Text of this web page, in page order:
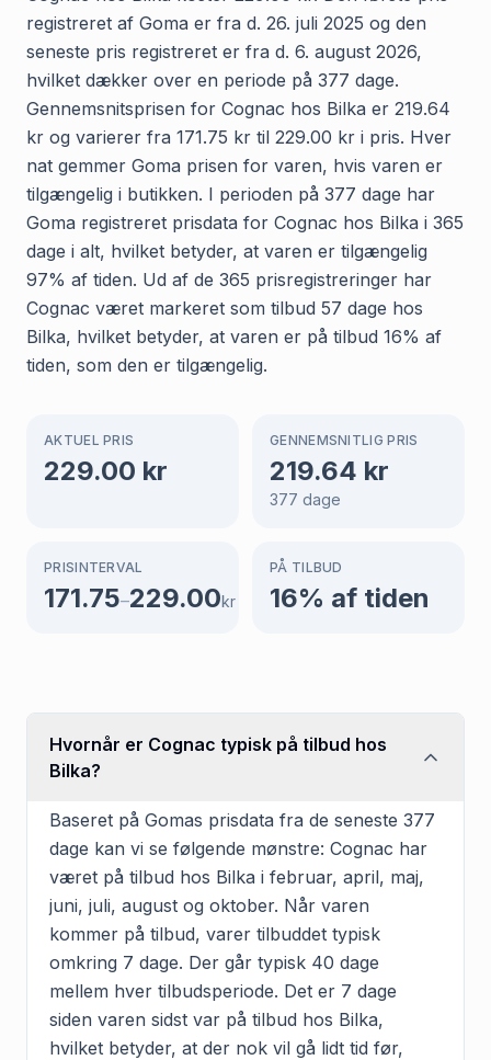
registreret af Goma er fra d. 26. juli 2025 og den
seneste pris registreret er fra d. 6. august 2026,
hvilket dækker over en periode på 377 dage.
Gennemsnitsprisen for Cognac hos Bilka er 219.64
kr og varierer fra 171.75 kr til 229.00 kr i pris. Hver
nat gemmer Goma prisen for varen, hvis varen er
tilgængelig i butikken. I perioden på 377 dage har
Goma registreret prisdata for Cognac hos Bilka i 365
dage i alt, hvilket betyder, at varen er tilgængelig
97% af tiden. Ud af de 365 prisregistreringer har
Cognac været markeret som tilbud 57 dage hos
Bilka, hvilket betyder, at varen er på tilbud 16% af
tiden, som den er tilgængelig.
AKTUEL PRIS
229.00 kr
GENNEMSNITLIG PRIS
219.64 kr
377 dage
PRISINTERVAL
171.75–229.00kr
PÅ TILBUD
16% af tiden
Hvornår er Cognac typisk på tilbud hos
Bilka?
Baseret på Gomas prisdata fra de seneste 377
dage kan vi se følgende mønstre: Cognac har
været på tilbud hos Bilka i februar, april, maj,
juni, juli, august og oktober. Når varen
kommer på tilbud, varer tilbuddet typisk
omkring 7 dage. Der går typisk 40 dage
mellem hver tilbudsperiode. Det er 7 dage
siden varen sidst var på tilbud hos Bilka,
hvilket betyder, at der nok vil gå lidt tid før,